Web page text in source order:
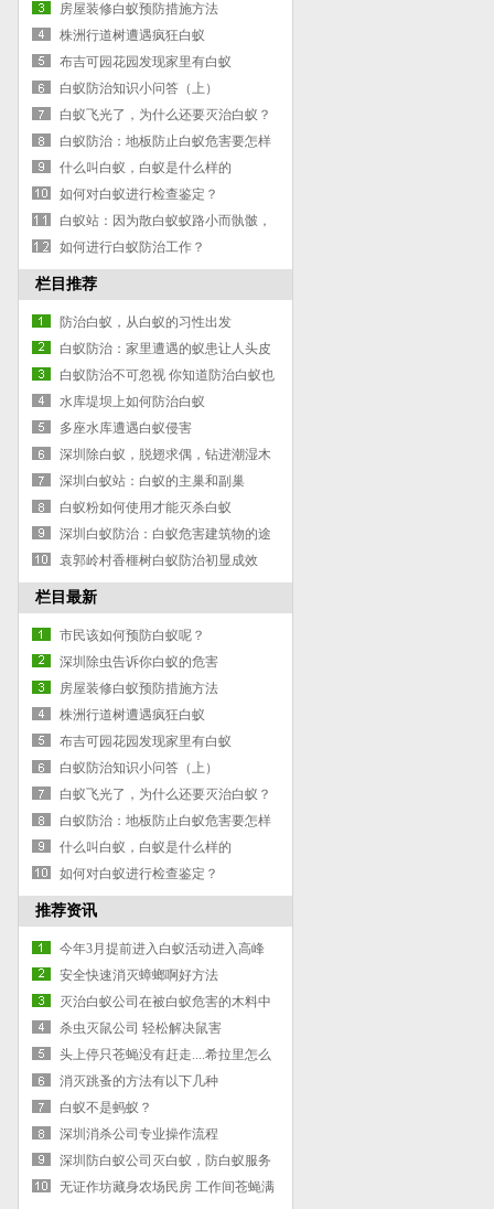
房屋装修白蚁预防措施方法
株洲行道树遭遇疯狂白蚁
布吉可园花园发现家里有白蚁
白蚁防治知识小问答（上）
白蚁飞光了，为什么还要灭治白蚁？
白蚁防治：地板防止白蚁危害要怎样
做
什么叫白蚁，白蚁是什么样的
如何对白蚁进行检查鉴定？
白蚁站：因为散白蚁蚁路小而骫骳，
寻觅蚁巢相当艰难
如何进行白蚁防治工作？
栏目推荐
防治白蚁，从白蚁的习性出发
白蚁防治：家里遭遇的蚁患让人头皮
发麻
白蚁防治不可忽视 你知道防治白蚁也
要用饵么？
水库堤坝上如何防治白蚁
多座水库遭遇白蚁侵害
深圳除白蚁，脱翅求偶，钻进潮湿木
头产卵，繁衍后代
深圳白蚁站：白蚁的主巢和副巢
白蚁粉如何使用才能灭杀白蚁
深圳白蚁防治：白蚁危害建筑物的途
径
袁郭岭村香榧树白蚁防治初显成效
栏目最新
市民该如何预防白蚁呢？
深圳除虫告诉你白蚁的危害
房屋装修白蚁预防措施方法
株洲行道树遭遇疯狂白蚁
布吉可园花园发现家里有白蚁
白蚁防治知识小问答（上）
白蚁飞光了，为什么还要灭治白蚁？
白蚁防治：地板防止白蚁危害要怎样
做
什么叫白蚁，白蚁是什么样的
如何对白蚁进行检查鉴定？
推荐资讯
今年3月提前进入白蚁活动进入高峰
期！
安全快速消灭蟑螂啊好方法
灭治白蚁公司在被白蚁危害的木料中
施药灭蚁也能根治白蚁
杀虫灭鼠公司 轻松解决鼠害
头上停只苍蝇没有赶走....希拉里怎么
就变成机器人了？
消灭跳蚤的方法有以下几种
白蚁不是蚂蚁？
深圳消杀公司专业操作流程
深圳防白蚁公司灭白蚁，防白蚁服务
急客户所急
无证作坊藏身农场民房 工作间苍蝇满